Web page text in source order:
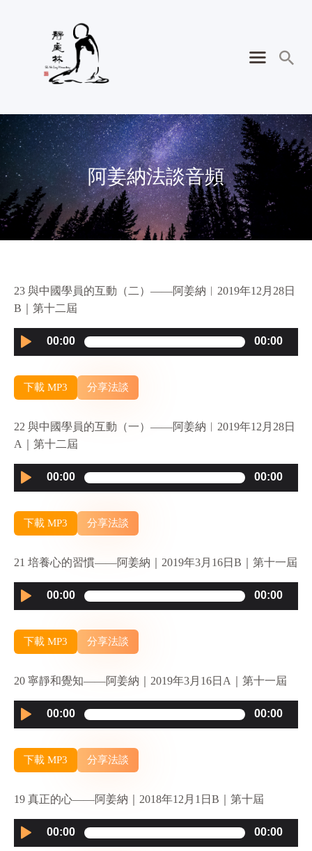
阿姜納法談音頻
23 與中國學員的互動（二）——阿姜納︱2019年12月28日
B｜第十二屆
Audio
Player
00:00 00:00
下載 MP3 分享法談
22 與中國學員的互動（一）——阿姜納︱2019年12月28日
A｜第十二屆
Audio
Player
00:00 00:00
下載 MP3 分享法談
21 培養心的習慣——阿姜納｜2019年3月16日B｜第十一屆
Audio
Player
00:00 00:00
下載 MP3 分享法談
20 寧靜和覺知——阿姜納｜2019年3月16日A｜第十一屆
Audio
Player
00:00 00:00
下載 MP3 分享法談
19 真正的心——阿姜納｜2018年12月1日B｜第十屆
Audio
Player
00:00 00:00